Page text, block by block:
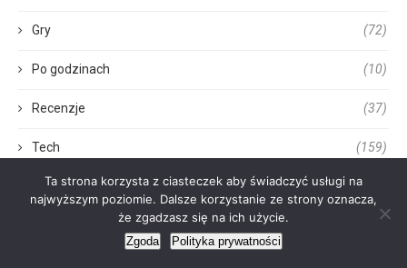
Gry (72)
Po godzinach (10)
Recenzje (37)
Tech (159)
Ta strona korzysta z ciasteczek aby świadczyć usługi na
najwyższym poziomie. Dalsze korzystanie ze strony oznacza,
że zgadzasz się na ich użycie.
Zgoda Polityka prywatności